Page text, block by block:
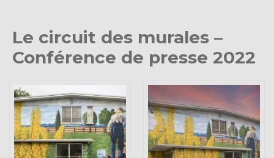
Le circuit des murales –
Conférence de presse 2022